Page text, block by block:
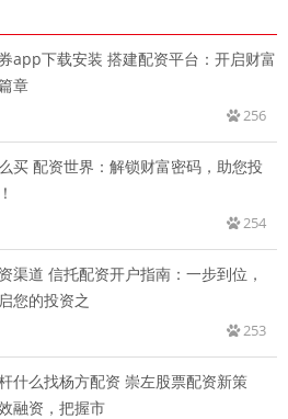
app下载安装 搭建配资平台：开启财富
章
256
买 配资世界：解锁财富密码，助您投
254
渠道 信托配资开户指南：一步到位，
您的投资之
253
什么找杨方配资 崇左股票配资新策
融资，把握市